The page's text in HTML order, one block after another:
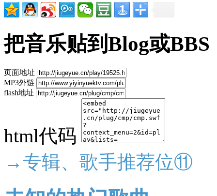
把音乐贴到Blog或BBS
页面地址
MP3外链
flash地址
html代码
→专辑、歌手推荐位⑪